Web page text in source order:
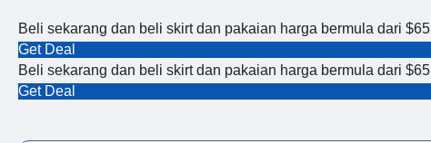
Beli sekarang dan beli skirt dan pakaian harga bermula dari $65
Get Deal
Beli sekarang dan beli skirt dan pakaian harga bermula dari $65
Get Deal